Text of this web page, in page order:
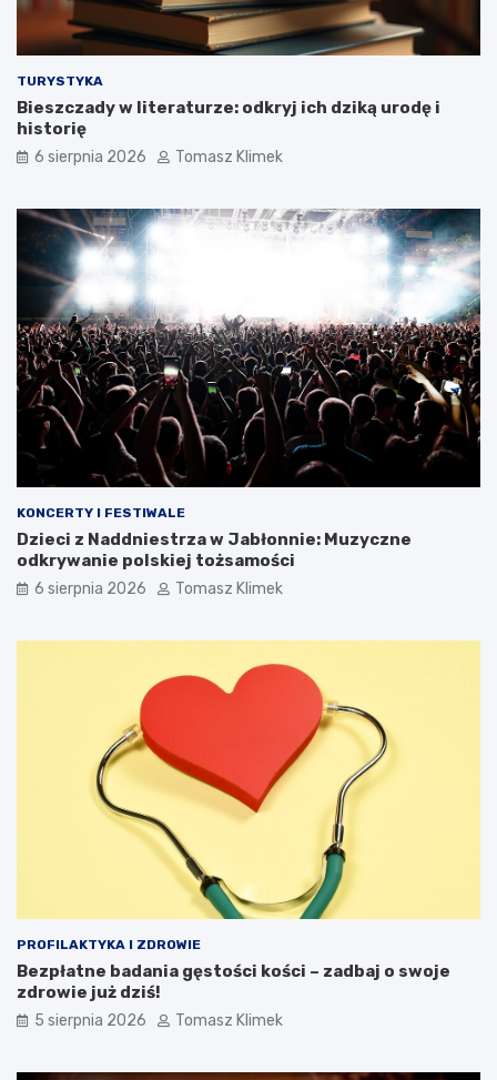
TURYSTYKA
Bieszczady w literaturze: odkryj ich dziką urodę i
historię
6 sierpnia 2026 Tomasz Klimek
KONCERTY I FESTIWALE
Dzieci z Naddniestrza w Jabłonnie: Muzyczne
odkrywanie polskiej tożsamości
6 sierpnia 2026 Tomasz Klimek
PROFILAKTYKA I ZDROWIE
Bezpłatne badania gęstości kości – zadbaj o swoje
zdrowie już dziś!
5 sierpnia 2026 Tomasz Klimek